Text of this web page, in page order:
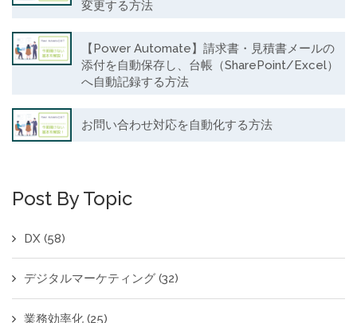
変更する方法
【Power Automate】請求書・見積書メールの
添付を自動保存し、台帳（SharePoint/Excel）
へ自動記録する方法
お問い合わせ対応を自動化する方法
Post By Topic
DX (58)
デジタルマーケティング (32)
業務効率化 (25)